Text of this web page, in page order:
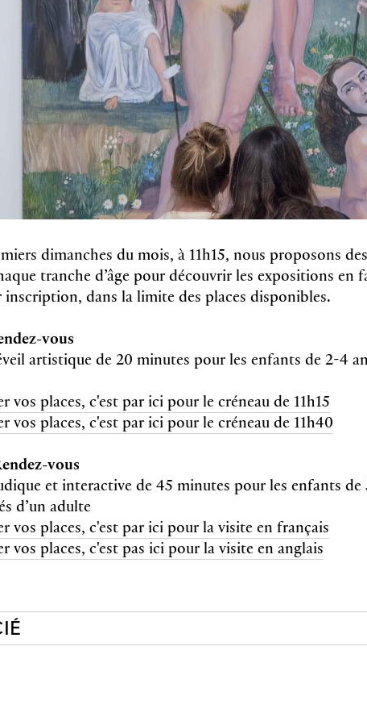
dimanches du mois, à 11h15, nous proposons
tranche d’âge pour découvrir les expositions en
inscription, dans la limite des places disponibles.
vous
artistique de 20 minutes pour les enfants de 2-4
vos places, c'est par ici pour le créneau de 11h15
vos places, c'est par ici pour le créneau de 11h40
vous
et interactive de 45 minutes pour les enfants de
d’un adulte
vos places, c'est par ici pour la visite en français
vos places, c'est pas ici pour la visite en anglais